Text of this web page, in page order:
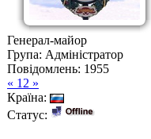
Генерал-майор
Група: Адміністратор
Повідомлень: 1955
« 12 »
Країна:
Статус: